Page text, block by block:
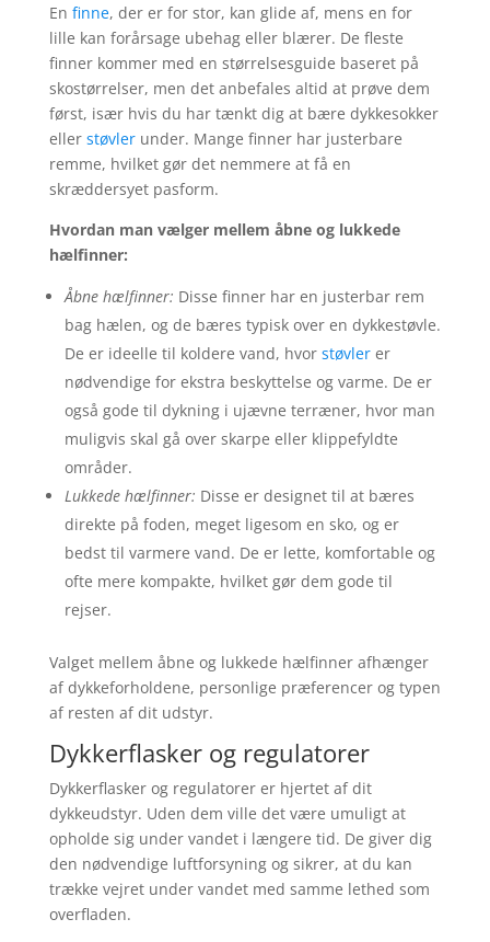
En finne, der er for stor, kan glide af, mens en for
lille kan forårsage ubehag eller blærer. De fleste
finner kommer med en størrelsesguide baseret på
skostørrelser, men det anbefales altid at prøve dem
først, især hvis du har tænkt dig at bære dykkesokker
eller støvlerunder. Mange finner har justerbare
remme, hvilket gør det nemmere at få en
skræddersyet pasform.
Hvordan man vælger mellem åbne og lukkede
hælfinner:
Åbne hælfinner: Disse finner har en justerbar rem
bag hælen, og de bæres typisk over en dykkestøvle.
De er ideelle til koldere vand, hvor støvlerer
nødvendige for ekstra beskyttelse og varme. De er
også gode til dykning i ujævne terræner, hvor man
muligvis skal gå over skarpe eller klippefyldte
områder.
Lukkede hælfinner: Disse er designet til at bæres
direkte på foden, meget ligesom en sko, og er
bedst til varmere vand. De er lette, komfortable og
ofte mere kompakte, hvilket gør dem gode til
rejser.
Valget mellem åbne og lukkede hælfinner afhænger
af dykkeforholdene, personlige præferencer og typen
af resten af dit udstyr.
Dykkerflasker og regulatorer
Dykkerflasker og regulatorer er hjertet af dit
dykkeudstyr. Uden dem ville det være umuligt at
opholde sig under vandet i længere tid. De giver dig
den nødvendige luftforsyning og sikrer, at du kan
trække vejret under vandet med samme lethed som
overfladen.